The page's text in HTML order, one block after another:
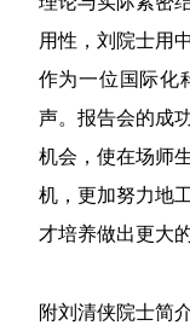
用性，刘院士用
作为一位国际化
声。报告会的成
机会，使在场师
机，更加努力地
才培养做出更大
附刘清侠院士简